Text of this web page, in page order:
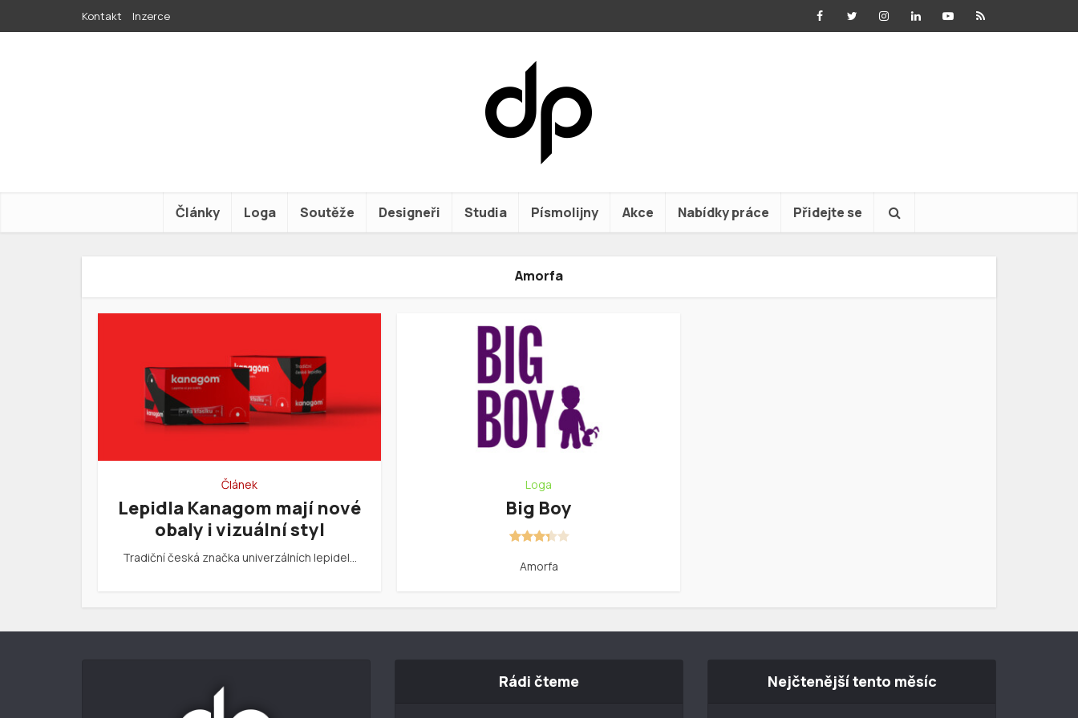
Kontakt Inzerce
Články Loga Soutěže Designeři Studia Písmolijny Akce Nabídky práce Přidejte se
Amorfa
Článek
Lepidla Kanagom mají nové
obaly i vizuální styl
Tradiční česká značka univerzálních lepidel…
Loga
Big Boy
Amorfa
Rádi čteme Nejčtenější tento měsíc